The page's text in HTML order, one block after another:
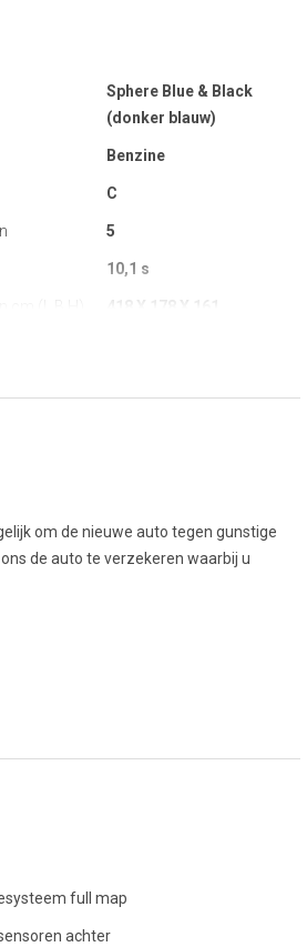
Sphere Blue & Black
(donker blauw)
Benzine
C
5
10,1 s
om de nieuwe auto tegen gunstige
de auto te verzekeren waarbij u
full map
achter